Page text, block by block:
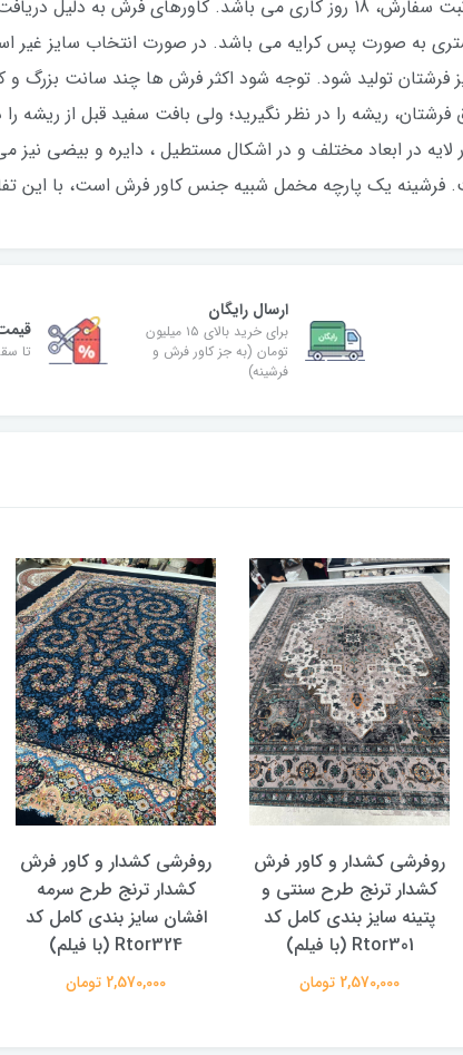
برای تولید این کاور فرش از روز ثبت سفارش، 18 روز کاری می
به صورت پس کرایه می باشد. در صورت انتخاب سایز غیر
فرشتان تولید شود. توجه شود اکثر فرش ها چند سانت بزرگ
ریشه را در نظر نگیرید؛ ولی بافت سفید قبل از ریشه
لایه در ابعاد مختلف و در اشکال مستطیل ، دایره و بیضی
فرشینه یک پارچه مخمل شبیه جنس کاور فرش است، با این
ارسال رایگان
برای خرید بالای ۱۵ میلیون
تومان (به جز کاور فرش و
فرشینه)
تا سقف
روفرشی کشدار و کاور فرش
کشدار ترنج طرح سنتی و
پتینه سایز بندی کامل کد
Rtor301 (با فیلم)
2,570,000 تومان
روفرشی کشدار و کاور فرش
کشدار ترنج طرح سرمه
افشان سایز بندی کامل کد
Rtor324 (با فیلم)
2,570,000 تومان